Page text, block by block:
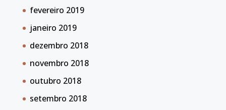
fevereiro 2019
janeiro 2019
dezembro 2018
novembro 2018
outubro 2018
setembro 2018